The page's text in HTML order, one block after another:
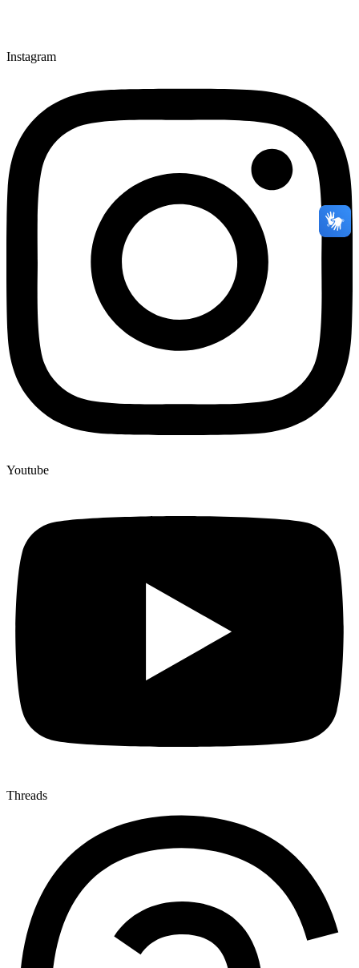
Instagram
Youtube
Threads